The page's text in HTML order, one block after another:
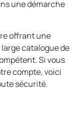
une démarche
offrant une
catalogue de
Si vous
compte, voici
sécurité.